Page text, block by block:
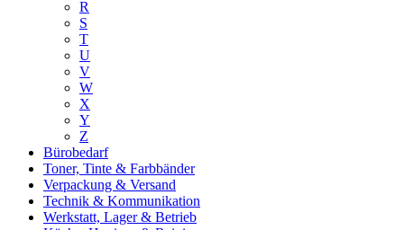
R
S
T
U
V
W
X
Y
Z
Bürobedarf
Toner, Tinte & Farbbänder
Verpackung & Versand
Technik & Kommunikation
Werkstatt, Lager & Betrieb